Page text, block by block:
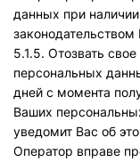
данных при
5.1.5. Отозвать
персональных
дней с момента
Ваших
уведомит Вас об
Оператор вправе